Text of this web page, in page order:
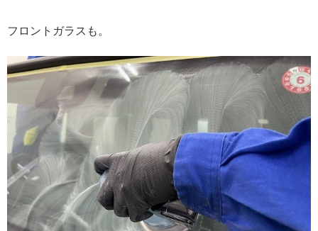
フロントガラスも。